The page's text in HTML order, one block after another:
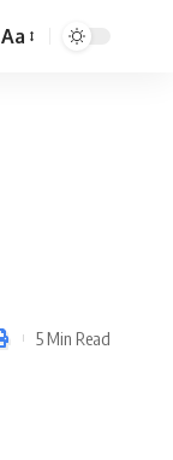
Aa
5 Min Read